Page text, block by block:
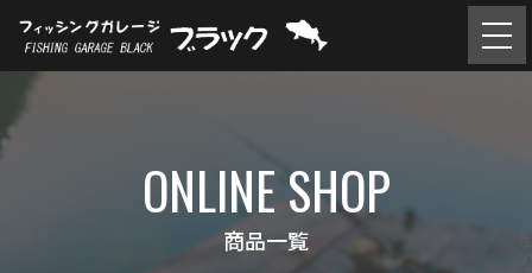
商品一覧
ONLINE SHOP